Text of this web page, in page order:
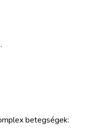
betegségek: